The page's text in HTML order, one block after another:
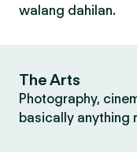
walang dahilan.
The Arts
Photography,
basically anything